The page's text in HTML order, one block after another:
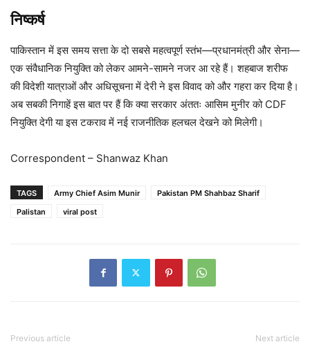
निष्कर्ष
पाकिस्तान में इस समय सत्ता के दो सबसे महत्वपूर्ण स्तंभ—प्रधानमंत्री और सेना—
एक संवैधानिक नियुक्ति को लेकर आमने-सामने नजर आ रहे हैं। शहबाज शरीफ
की विदेशी यात्राओं और अधिसूचना में देरी ने इस विवाद को और गहरा कर दिया है।
अब सबकी निगाहें इस बात पर हैं कि क्या सरकार अंततः आसिम मुनीर को CDF
नियुक्ति देगी या इस टकराव में नई राजनीतिक हलचल देखने को मिलेगी।
Correspondent – Shanwaz Khan
TAGS Army Chief Asim Munir
Pakistan PM Shahbaz Sharif
Palistan
viral post
Previous article Next article